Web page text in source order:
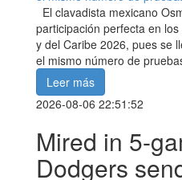
El clavadista mexicano
participación perfecta en
y del Caribe 2026, pues se
el mismo número de
Leer más
2026-08-06 22:51:52
Mired in 5-
Dodgers